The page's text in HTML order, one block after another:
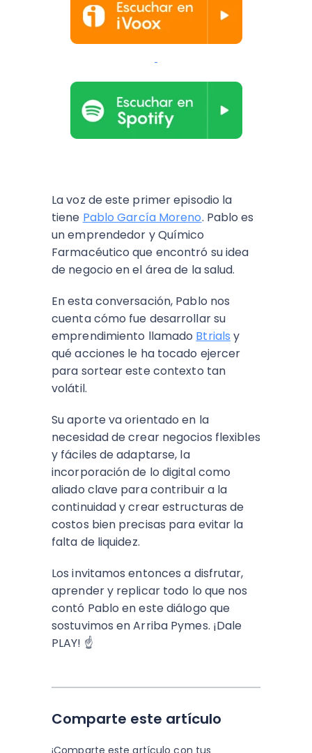
La voz de este primer episodio la
tiene Pablo García Moreno. Pablo es
un emprendedor y Químico
Farmacéutico que encontró su idea
de negocio en el área de la salud.
En esta conversación, Pablo nos
cuenta cómo fue desarrollar su
emprendimiento llamado Btrials y
qué acciones le ha tocado ejercer
para sortear este contexto tan
volátil.
Su aporte va orientado en la
necesidad de crear negocios flexibles
y fáciles de adaptarse, la
incorporación de lo digital como
aliado clave para contribuir a la
continuidad y crear estructuras de
costos bien precisas para evitar la
falta de liquidez.
Los invitamos entonces a disfrutar,
aprender y replicar todo lo que nos
contó Pablo en este diálogo que
sostuvimos en Arriba Pymes. ¡Dale
PLAY! ☝️
Comparte este artículo